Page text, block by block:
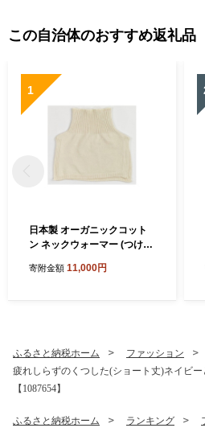
この自治体のおすすめ返礼品
1
日本製 オーガニックコット
ン ネックウォーマー (つけ
065】
寄附金額 11,000円
ふるさと納税ホーム ファッション
疲れしらずのくつした(ショート丈)ネイビー
【1087654】
ふるさと納税ホーム ランキング